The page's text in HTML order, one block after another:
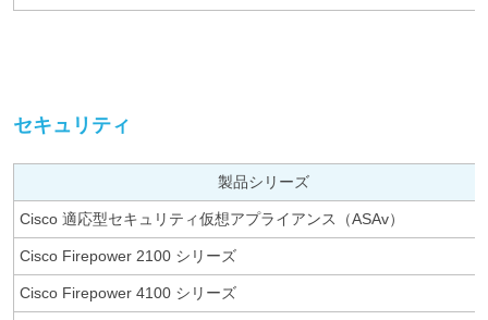
セキュリティ
製品シリーズ
Cisco 適応型セキュリティ仮想アプライアンス（ASAv）
Cisco Firepower 2100 シリーズ
Cisco Firepower 4100 シリーズ